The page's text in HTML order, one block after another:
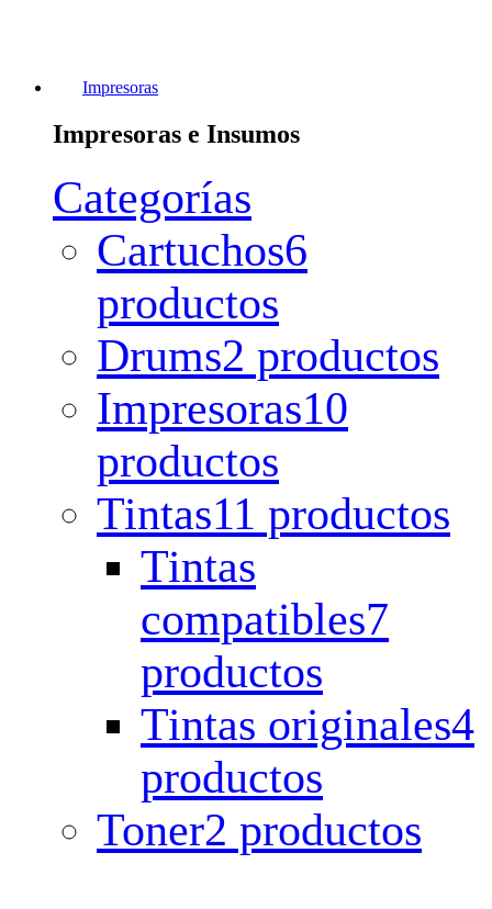
Impresoras
Impresoras e Insumos
Categorías
Cartuchos6
productos
Drums2 productos
Impresoras10
productos
Tintas11 productos
Tintas
compatibles7
productos
Tintas originales4
productos
Toner2 productos